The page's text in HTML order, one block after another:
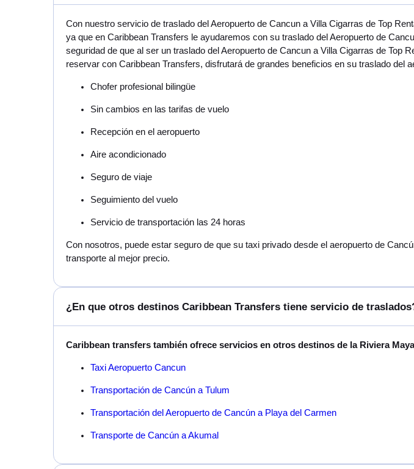
Con nuestro servicio de traslado del Aeropuerto de Cancun a Villa Cigarras de Top
ya que en Caribbean Transfers le ayudaremos con su traslado del Aeropuerto de
seguridad de que al ser un traslado del Aeropuerto de Cancun a Villa Cigarras de Top
reservar con Caribbean Transfers, disfrutará de grandes beneficios en su traslado del
Chofer profesional bilingüe
Sin cambios en las tarifas de vuelo
Recepción en el aeropuerto
Aire acondicionado
Seguro de viaje
Seguimiento del vuelo
Servicio de transportación las 24 horas
Con nosotros, puede estar seguro de que su taxi privado desde el aeropuerto de
transporte al mejor precio.
¿En que otros destinos Caribbean Transfers tiene servicio de
Caribbean transfers también ofrece servicios en otros destinos de la Riviera
Taxi Aeropuerto Cancun
Transportación de Cancún a Tulum
Transportación del Aeropuerto de Cancún a Playa del Carmen
Transporte de Cancún a Akumal